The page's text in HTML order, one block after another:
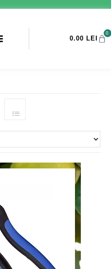
0.00 LEI
0